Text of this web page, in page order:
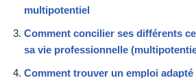
multipotentiel
Comment concilier ses différents
sa vie professionnelle
Comment trouver un emploi